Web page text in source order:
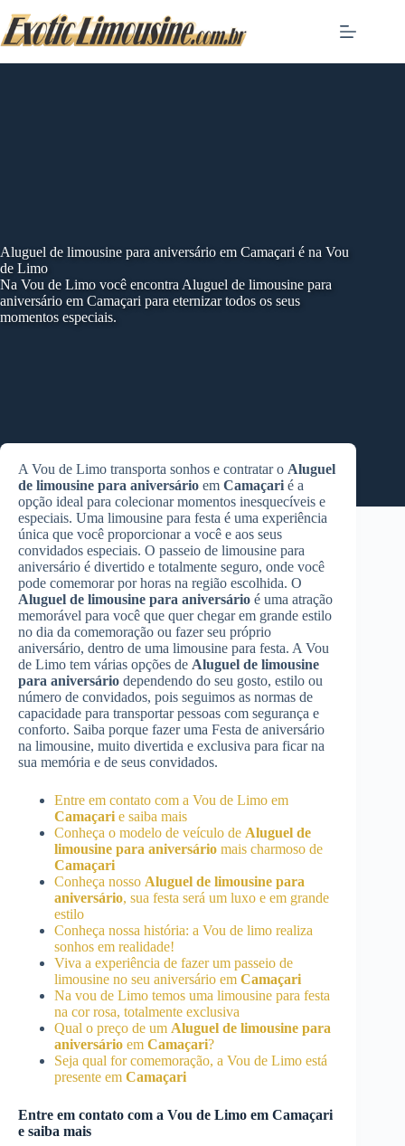
to
content
Aluguel de limousine para aniversário em Camaçari é na Vou
de Limo
Na Vou de Limo você encontra Aluguel de limousine para
aniversário em Camaçari para eternizar todos os seus
momentos especiais.
A Vou de Limo transporta sonhos e contratar o Aluguel
de limousine para aniversário em Camaçari é a
opção ideal para colecionar momentos inesquecíveis e
especiais. Uma limousine para festa é uma experiência
única que você proporcionar a você e aos seus
convidados especiais. O passeio de limousine para
aniversário é divertido e totalmente seguro, onde você
pode comemorar por horas na região escolhida. O
Aluguel de limousine para aniversário é uma atração
memorável para você que quer chegar em grande estilo
no dia da comemoração ou fazer seu próprio
aniversário, dentro de uma limousine para festa. A Vou
de Limo tem várias opções de Aluguel de limousine
para aniversário dependendo do seu gosto, estilo ou
número de convidados, pois seguimos as normas de
capacidade para transportar pessoas com segurança e
conforto. Saiba porque fazer uma Festa de aniversário
na limousine, muito divertida e exclusiva para ficar na
sua memória e de seus convidados.
Entre em contato com a Vou de Limo em
Camaçari e saiba mais
Conheça o modelo de veículo de Aluguel de
limousine para aniversário mais charmoso de
Camaçari
Conheça nosso Aluguel de limousine para
aniversário, sua festa será um luxo e em grande
estilo
Conheça nossa história: a Vou de limo realiza
sonhos em realidade!
Viva a experiência de fazer um passeio de
limousine no seu aniversário em Camaçari
Na vou de Limo temos uma limousine para festa
na cor rosa, totalmente exclusiva
Qual o preço de um Aluguel de limousine para
aniversário em Camaçari?
Seja qual for comemoração, a Vou de Limo está
presente em Camaçari
Entre em contato com a Vou de Limo em Camaçari
e saiba mais